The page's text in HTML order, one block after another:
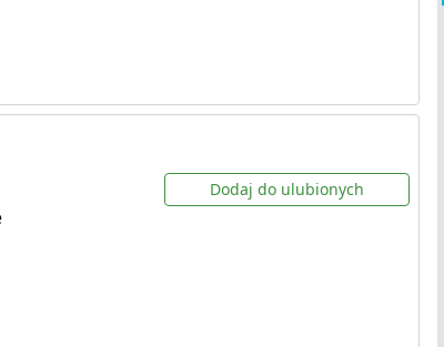
Dodaj do ulubionych